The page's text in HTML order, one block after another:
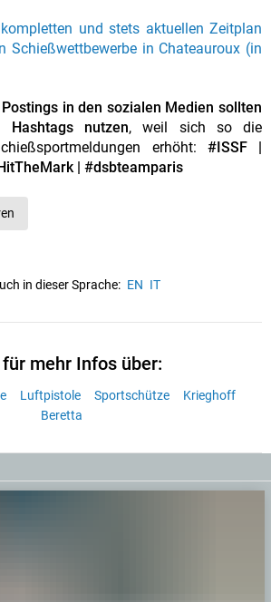
und stets aktuellen Zeitplan
Schießwettbewerbe in Chateauroux (in
in den sozialen Medien sollten
nutzen, weil sich so die
erhöht: #ISSF |
| #dsbteamparis
in dieser Sprache: EN IT
mehr Infos über:
Luftpistole Sportschütze
Krieghoff
Beretta